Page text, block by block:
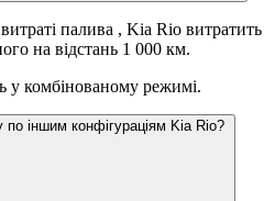
палива , Kia Rio витратить
на відстань 1 000 км.
у комбінованому режимі.
іншим конфігураціям Kia Rio?